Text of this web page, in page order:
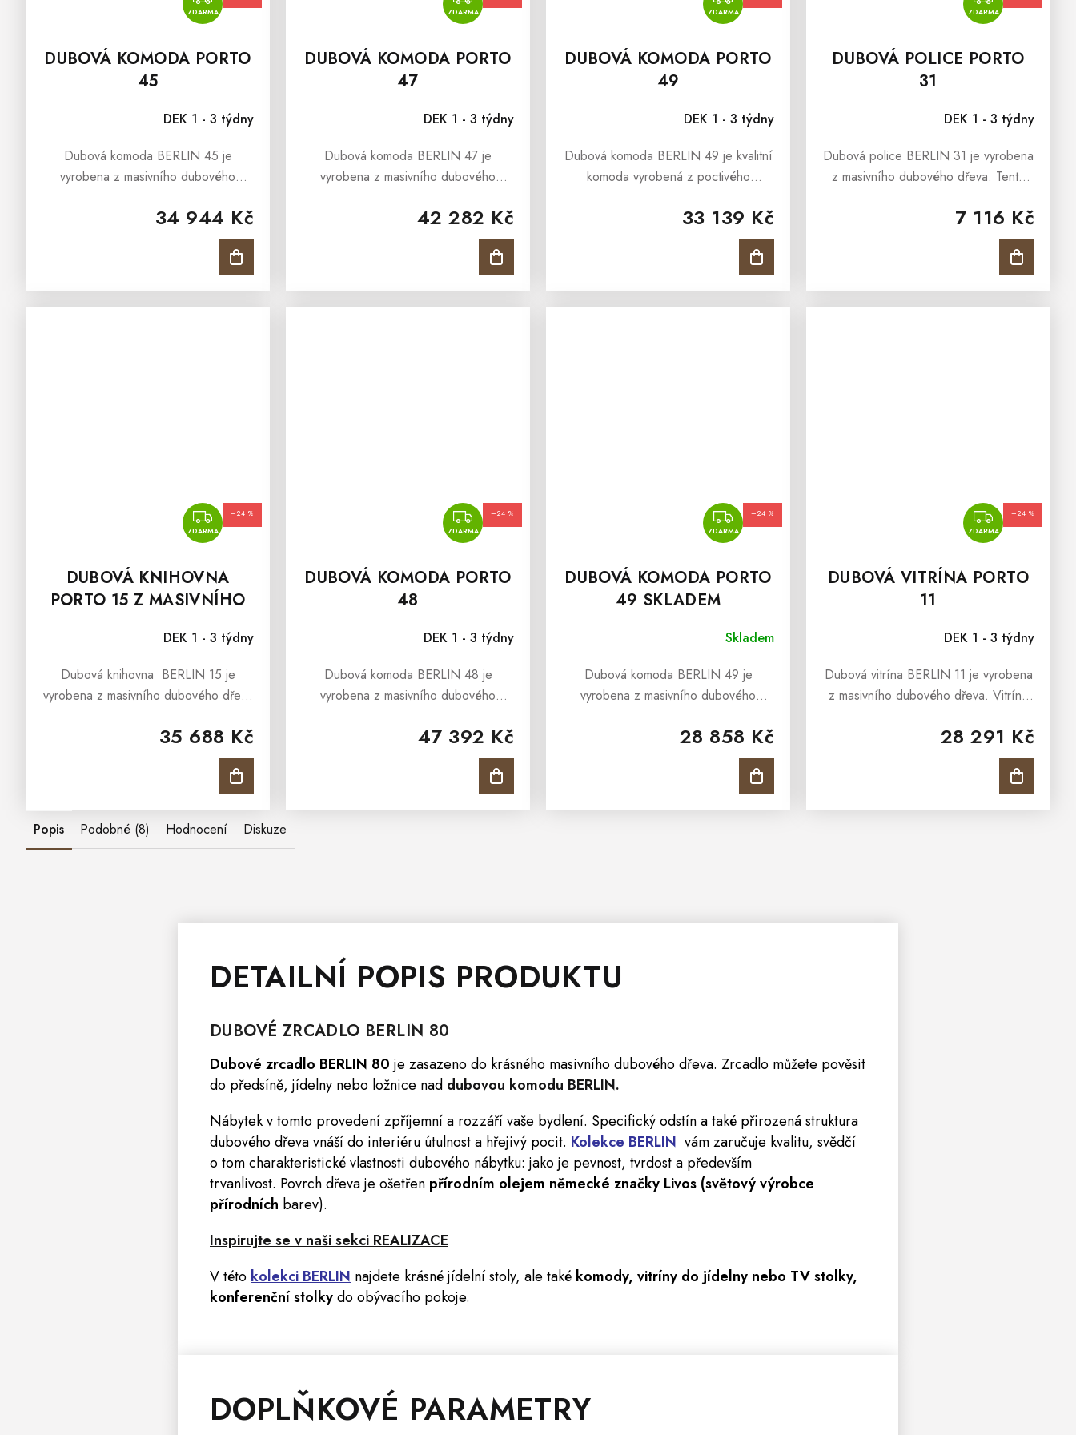
ZDARMA
DUBOVÁ KOMODA PORTO
45
DEK 1 - 3 týdny
34 944 Kč
Dubová komoda BERLIN 45 je
vyrobena z masivního dubového
levé straně v horní částí prosklené
dvířka se skleněnými policemi, v dolní
ZDARMA
DUBOVÁ KOMODA PORTO
47
DEK 1 - 3 týdny
42 282 Kč
Dubová komoda BERLIN 47 je
vyrobena z masivního dubového
šuplíky, které mají systém tichého
domykání, po stranách jsou dvířka,
ZDARMA
DUBOVÁ KOMODA PORTO
49
DEK 1 - 3 týdny
33 139 Kč
Dubová komoda BERLIN 49 je kvalitní
komoda vyrobená z poctivého
Berlin, které vyniká pevností, dlouhou
životností a nadčasovým vzhledem....
ZDARMA
DUBOVÁ POLICE PORTO
31
DEK 1 - 3 týdny
7 116 Kč
Dubová police BERLIN 31 je vyrobena
z masivního dubového dřeva. Tento
je praktická k uložení knih, dekorace
ZDARMA
ZDARMA
–24 %
DUBOVÁ KNIHOVNA
PORTO 15 Z MASIVNÍHO
DEK 1 - 3 týdny
35 688 Kč
Dubová knihovna BERLIN 15 je
vyrobena z masivního dubového dřeva
přírodního dřeva.
Dubová knihovna BERLIN...
ZDARMA
ZDARMA
–24 %
DUBOVÁ KOMODA PORTO
48
DEK 1 - 3 týdny
47 392 Kč
Dubová komoda BERLIN 48 je
vyrobena z masivního dubového
vyrobena v elegantním a luxusním
stylu. Dubová komoda je dostatečně
ZDARMA
ZDARMA
–24 %
DUBOVÁ KOMODA PORTO
49 SKLADEM
Skladem
28 858 Kč
Dubová komoda BERLIN 49 je
vyrobena z masivního dubového
stranách jsou dvířka, uvnitř jsou police.
Elegantní kovový úchyt podtrhává...
ZDARMA
ZDARMA
–24 %
DUBOVÁ VITRÍNA PORTO
11
DEK 1 - 3 týdny
28 291 Kč
Dubová vitrína BERLIN 11 je vyrobena
z masivního dubového dřeva. Vitrína
tato vitrína má otevírání dvířek na
Popis Podobné (8) Hodnocení Diskuze
DETAILNÍ POPIS PRODUKTU
DUBOVÉ ZRCADLO BERLIN 80
Dubové zrcadlo BERLIN 80 je zasazeno do krásného masivního dubového dřeva. Zrcadlo můžete pověsit
do předsíně, jídelny nebo ložnice nad dubovou komodu BERLIN.
Nábytek v tomto provedení zpříjemní a rozzáří vaše bydlení. Specifický odstín a také přirozená struktura
dubového dřeva vnáší do interiéru útulnost a hřejivý pocit. Kolekce BERLIN vám zaručuje kvalitu, svědčí
o tom charakteristické vlastnosti dubového nábytku: jako je pevnost, tvrdost a především
trvanlivost. Povrch dřeva je ošetřen přírodním olejem německé značky Livos (světový výrobce
přírodních barev).
Inspirujte se v naši sekci REALIZACE
V této kolekci BERLIN najdete krásné jídelnístoly, ale také komody, vitríny do jídelny nebo TV stolky,
konferenční stolkydo obývacího pokoje.
DOPLŇKOVÉ PARAMETRY